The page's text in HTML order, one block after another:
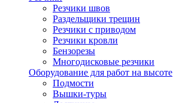
Резчики швов
Раздельщики трещин
Резчики с приводом
Резчики кровли
Бензорезы
Многодисковые резчики
Оборудование для работ на высоте
Подмости
Вышки-туры